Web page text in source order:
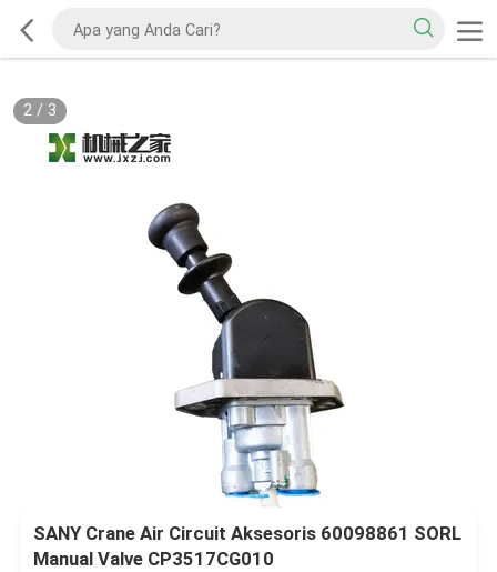
2/ 3
SANY Crane Air Circuit Aksesoris 60098861 SORL
Manual Valve CP3517CG010